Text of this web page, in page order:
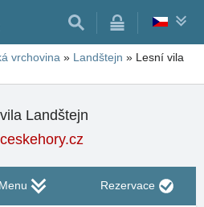
vrchovina » Landštejn » Lesní vila
Landštejn
Menu Rezervace